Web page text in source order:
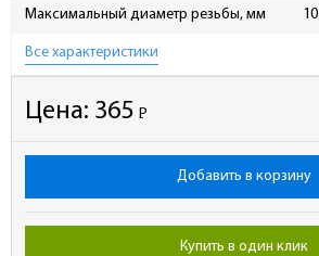
Максимальный диаметр резьбы, мм 10
Все характеристики
Цена: 365 Р
-
Добавить в корзину
Купить в один клик